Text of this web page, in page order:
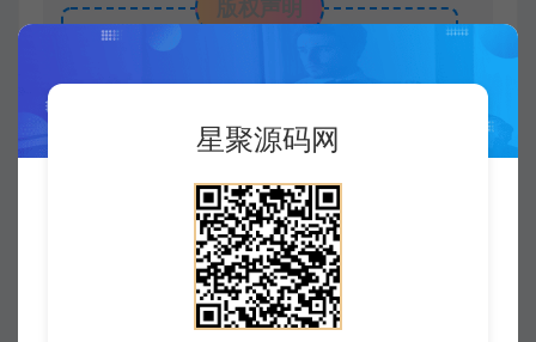
版权声明
https://www.xjuym.cn
本站内发布的一切内容仅限用于学习和
研究，禁止用于商业或非法用途。如有侵
权，请联系站长QQ3896976069
星聚源码网